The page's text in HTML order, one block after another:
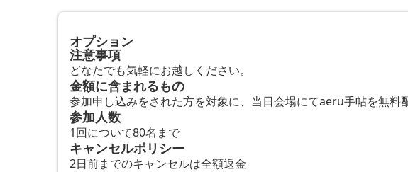
オプション
注意事項
どなたでも気軽にお越しください。
金額に含まれるもの
参加申し込みをされた方を対象に、当日会場にてaeru手帖を無料
参加人数
1回について80名まで
キャンセルポリシー
2日前までのキャンセルは全額返金